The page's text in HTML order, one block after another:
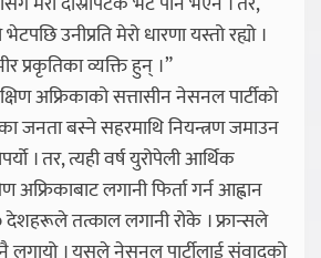
उनीप्रति मेरो धारणा यस्तो रह्यो ।
प्रकृतिका व्यक्ति हुन् ।”
अफ्रिकाको सत्तासीन नेसनल पार्टीको
जनता बस्ने सहरमाथि नियन्त्रण जमाउन
। तर, त्यही वर्ष युरोपेली आर्थिक
लगानी फिर्ता गर्न आह्वान
तत्काल लगानी रोके । फ्रान्सले